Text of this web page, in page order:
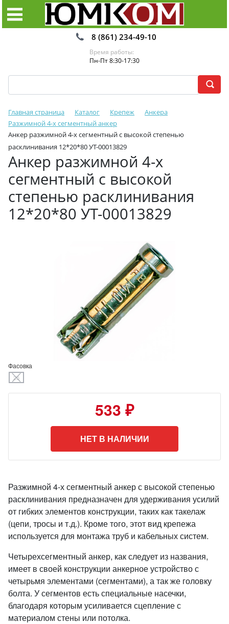
8 (861) 234-49-10
Время работы:
Пн-Пт 8:30-17:30
Главная страница Каталог Крепеж
Анкера
Разжимной 4-х сегментный анкер
Анкер разжимной 4-х сегментный с высокой степенью
расклинивания 12*20*80 УТ-00013829
Анкер разжимной 4-х
сегментный с высокой
степенью расклинивания
12*20*80 УТ-00013829
Фасовка
25
533 ₽
НЕТ В НАЛИЧИИ
Разжимной 4-х сегментный анкер с высокой степенью
расклинивания предназначен для удерживания усилий
от гибких элементов конструкции, таких как такелаж
(цепи, тросы и т.д.). Кроме того, этот вид крепежа
используется для монтажа труб и кабельных систем.
Четырехсегментный анкер, как следует из названия,
имеет в своей конструкции анкерное устройство с
четырьмя элементами (сегментами), а так же головку
болта. У сегментов есть специальные насечки,
благодаря которым усиливается сцепление с
материалом стены или потолка.